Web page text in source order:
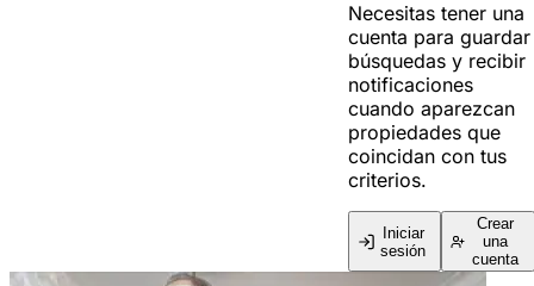
Necesitas tener una
cuenta para guardar
búsquedas y recibir
notificaciones
cuando aparezcan
propiedades que
coincidan con tus
criterios.
Iniciar
sesión
Crear
una
cuenta